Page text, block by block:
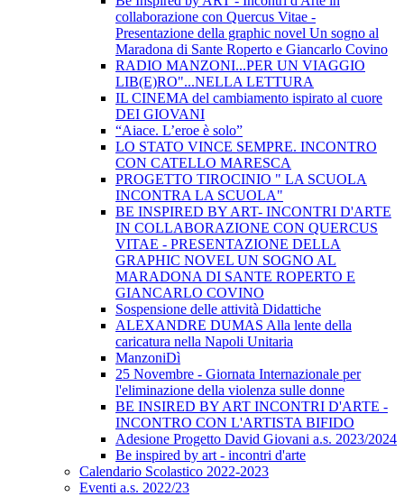
collaborazione con Quercus Vitae -
Presentazione della graphic novel Un sogno al
Maradona di Sante Roperto e Giancarlo Covino
RADIO MANZONI...PER UN VIAGGIO
LIB(E)RO"...NELLA LETTURA
IL CINEMA del cambiamento ispirato al cuore
DEI GIOVANI
“Aiace. L’eroe è solo”
LO STATO VINCE SEMPRE. INCONTRO
CON CATELLO MARESCA
PROGETTO TIROCINIO " LA SCUOLA
INCONTRA LA SCUOLA"
BE INSPIRED BY ART- INCONTRI D'ARTE
IN COLLABORAZIONE CON QUERCUS
VITAE - PRESENTAZIONE DELLA
GRAPHIC NOVEL UN SOGNO AL
MARADONA DI SANTE ROPERTO E
GIANCARLO COVINO
Sospensione delle attività Didattiche
ALEXANDRE DUMAS Alla lente della
caricatura nella Napoli Unitaria
ManzoniDì
25 Novembre - Giornata Internazionale per
l'eliminazione della violenza sulle donne
BE INSIRED BY ART INCONTRI D'ARTE -
INCONTRO CON L'ARTISTA BIFIDO
Adesione Progetto David Giovani a.s. 2023/2024
Be inspired by art - incontri d'arte
Calendario Scolastico 2022-2023
Eventi a.s. 2022/23